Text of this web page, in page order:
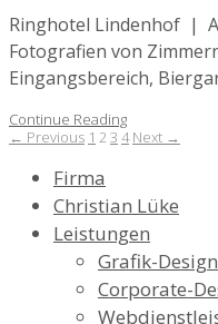
Ringhotel Lindenhof |
Fotografien von
Eingangsbereich,
Continue Reading
← Previous 1 2 3 4 Next →
Firma
Christian Lüke
Leistungen
Grafik-Design
Corporate-